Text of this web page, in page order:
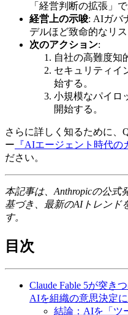
「経営判断の拡張」で
経営上の示唆: AIガバ
デルほど致命的なリス
次のアクション:
自社の高難度知
セキュリティイ
始する。
小規模なパイロ
開始する。
さらに詳しく知るために、
ー 『AIエージェント時代の
ださい。
本記事は、Anthropicの公式
基づき、最新のAIトレンド
す。
目次
Claude Fable 5が突き
AIを組織の意思決定
結論：AIを「ツ